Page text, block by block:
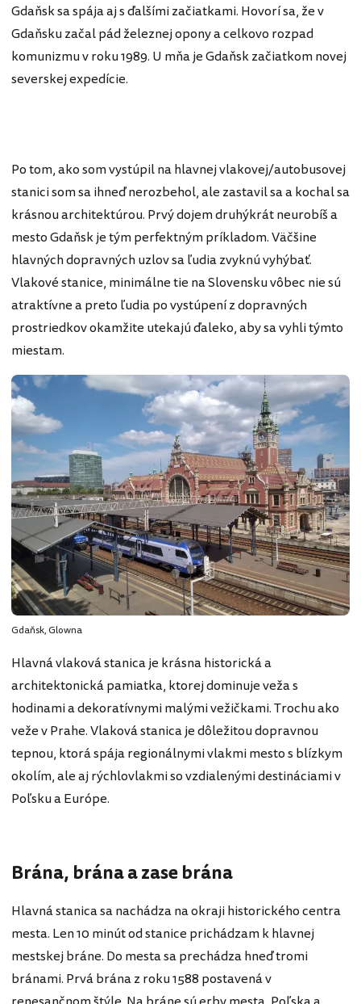
Gdaňsk sa spája aj s ďalšími začiatkami. Hovorí sa, že v
Gdaňsku začal pád železnej opony a celkovo rozpad
komunizmu v roku 1989. U mňa je Gdaňsk začiatkom novej
severskej expedície.
Po tom, ako som vystúpil na hlavnej vlakovej/autobusovej
stanici som sa ihneď nerozbehol, ale zastavil sa a kochal sa
krásnou architektúrou. Prvý dojem druhýkrát neurobíš a
mesto Gdaňsk je tým perfektným príkladom. Väčšine
hlavných dopravných uzlov sa ľudia zvyknú vyhýbať.
Vlakové stanice, minimálne tie na Slovensku vôbec nie sú
atraktívne a preto ľudia po vystúpení z dopravných
prostriedkov okamžite utekajú ďaleko, aby sa vyhli týmto
miestam.
Gdaňsk, Glowna
Hlavná vlaková stanica je krásna historická a
architektonická pamiatka, ktorej dominuje veža s
hodinami a dekoratívnymi malými vežičkami. Trochu ako
veže v Prahe. Vlaková stanica je dôležitou dopravnou
tepnou, ktorá spája regionálnymi vlakmi mesto s blízkym
okolím, ale aj rýchlovlakmi so vzdialenými destináciami v
Poľsku a Európe.
Brána, brána a zase brána
Hlavná stanica sa nachádza na okraji historického centra
mesta. Len 10 minút od stanice prichádzam k hlavnej
mestskej bráne. Do mesta sa prechádza hneď tromi
bránami. Prvá brána z roku 1588 postavená v